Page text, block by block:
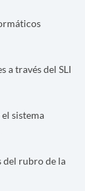
a través del SLI
sistema
del rubro de la